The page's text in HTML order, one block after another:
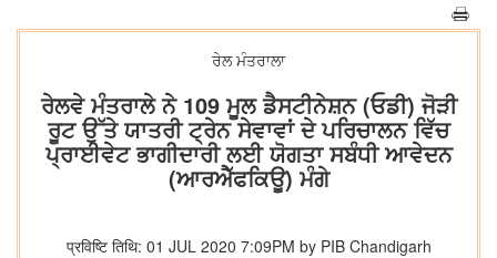
ਰੇਲ ਮੰਤਰਾਲਾ
ਰੇਲਵੇ ਮੰਤਰਾਲੇ ਨੇ 109 ਮੂਲ ਡੈਸਟੀਨੇਸ਼ਨ (ਓਡੀ) ਜੋੜੀ
ਰੂਟ ਉੱਤੇ ਯਾਤਰੀ ਟ੍ਰੇਨ ਸੇਵਾਵਾਂ ਦੇ ਪਰਿਚਾਲਨ ਵਿੱਚ
ਪ੍ਰਾਈਵੇਟ ਭਾਗੀਦਾਰੀ ਲਈ ਯੋਗਤਾ ਸਬੰਧੀ ਆਵੇਦਨ
(ਆਰਐੱਫਕਿਊ) ਮੰਗੇ
प्रविष्टि तिथि: 01 JUL 2020 7:09PM by PIB Chandigarh